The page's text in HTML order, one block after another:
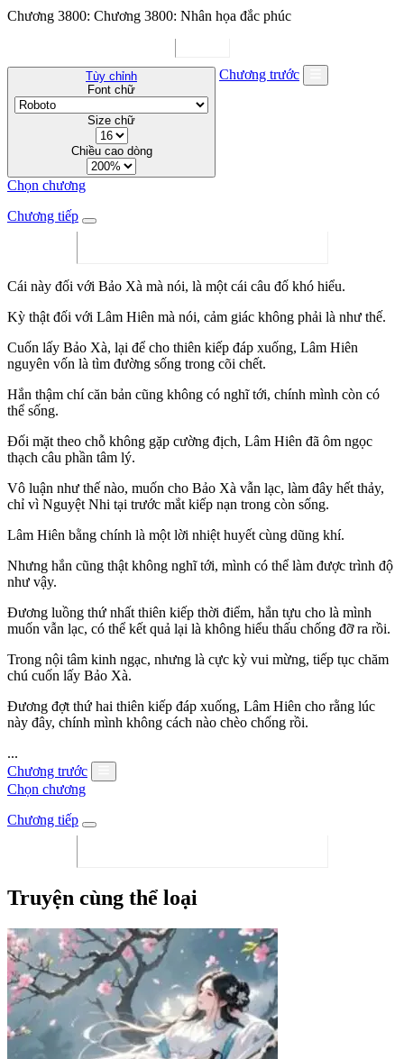
Chương 3800: Chương 3800: Nhân họa đắc phúc
Tùy chỉnh
Font chữ
Size chữ
Chiều cao dòng
Chương trước
Chọn chương
Chương tiếp
Cái này đối với Bảo Xà mà nói, là một cái câu đố khó hiểu.
Kỳ thật đối với Lâm Hiên mà nói, cảm giác không phải là như thế.
Cuốn lấy Bảo Xà, lại để cho thiên kiếp đáp xuống, Lâm Hiên
nguyên vốn là tìm đường sống trong cõi chết.
Hắn thậm chí căn bản cũng không có nghĩ tới, chính mình còn có
thể sống.
Đối mặt theo chỗ không gặp cường địch, Lâm Hiên đã ôm ngọc
thạch câu phần tâm lý.
Vô luận như thế nào, muốn cho Bảo Xà vẫn lạc, làm đây hết thảy,
chỉ vì Nguyệt Nhi tại trước mắt kiếp nạn trong còn sống.
Lâm Hiên bằng chính là một lời nhiệt huyết cùng dũng khí.
Nhưng hắn cũng thật không nghĩ tới, mình có thể làm được trình độ
như vậy.
Đương luồng thứ nhất thiên kiếp thời điểm, hắn tựu cho là mình
muốn vẫn lạc, có thể kết quả lại là không hiểu thấu chống đỡ ra rồi.
Trong nội tâm kinh ngạc, nhưng là cực kỳ vui mừng, tiếp tục chăm
chú cuốn lấy Bảo Xà.
Đương đợt thứ hai thiên kiếp đáp xuống, Lâm Hiên cho rằng lúc
này đây, chính mình không cách nào chèo chống rồi.
...
Chương trước
Chọn chương
Chương tiếp
Truyện cùng thể loại